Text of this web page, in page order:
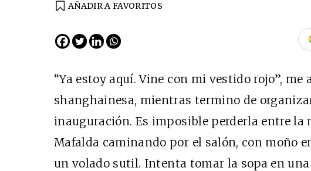
AÑADIR A FAVORITOS
“Ya estoy aquí. Vine con mi vestido rojo”,
shanghainesa, mientras termino de
inauguración. Es imposible perderla entre la
Mafalda caminando por el salón, con moño
un volado sutil. Intenta tomar la sopa en una